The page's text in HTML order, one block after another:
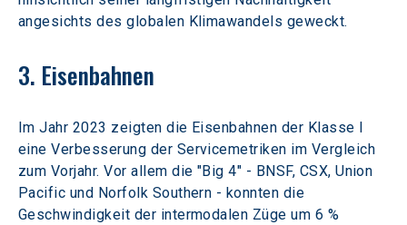
angesichts des globalen Klimawandels geweckt.
3. Eisenbahnen
Im Jahr 2023 zeigten die Eisenbahnen der Klasse I
eine Verbesserung der Servicemetriken im Vergleich
zum Vorjahr. Vor allem die "Big 4" - BNSF, CSX, Union
Pacific und Norfolk Southern - konnten die
Geschwindigkeit der intermodalen Züge um 6 %